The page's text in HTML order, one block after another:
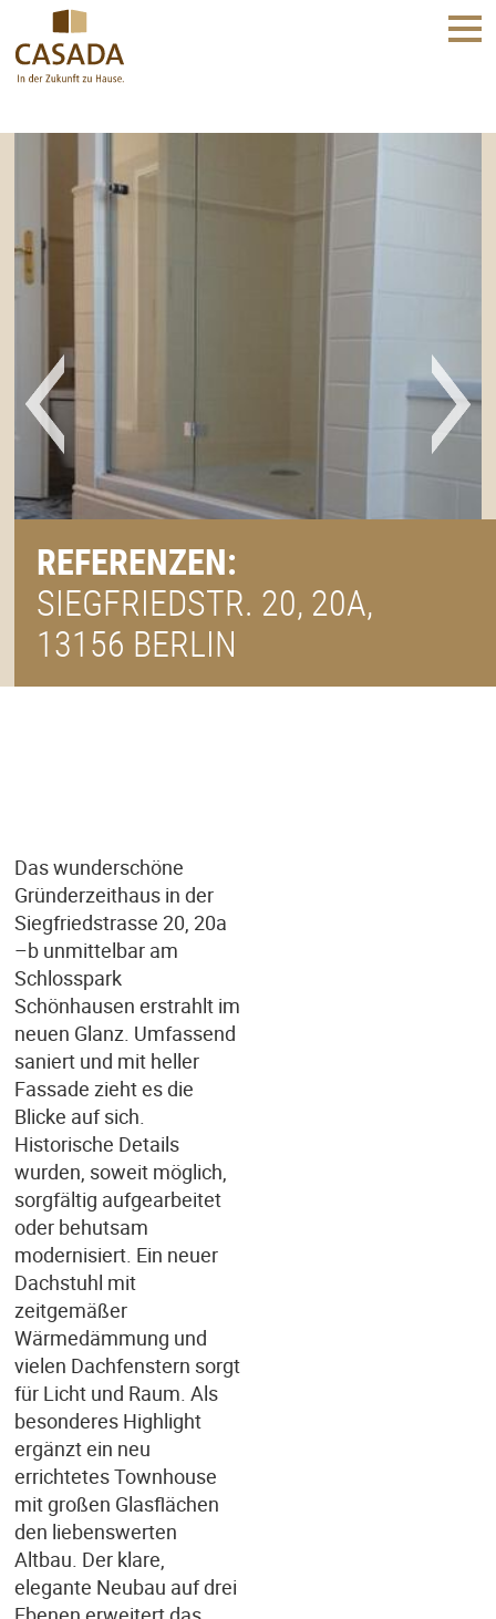
REFERENZEN:
SIEGFRIEDSTR. 20, 20A,
13156 BERLIN
Das wunderschöne
Gründerzeithaus in der
Siegfriedstrasse 20, 20a
–b unmittelbar am
Schlosspark
Schönhausen erstrahlt im
neuen Glanz. Umfassend
saniert und mit heller
Fassade zieht es die
Blicke auf sich.
Historische Details
wurden, soweit möglich,
sorgfältig aufgearbeitet
oder behutsam
modernisiert. Ein neuer
Dachstuhl mit
zeitgemäßer
Wärmedämmung und
vielen Dachfenstern sorgt
für Licht und Raum. Als
besonderes Highlight
ergänzt ein neu
errichtetes Townhouse
mit großen Glasflächen
den liebenswerten
Altbau. Der klare,
elegante Neubau auf drei